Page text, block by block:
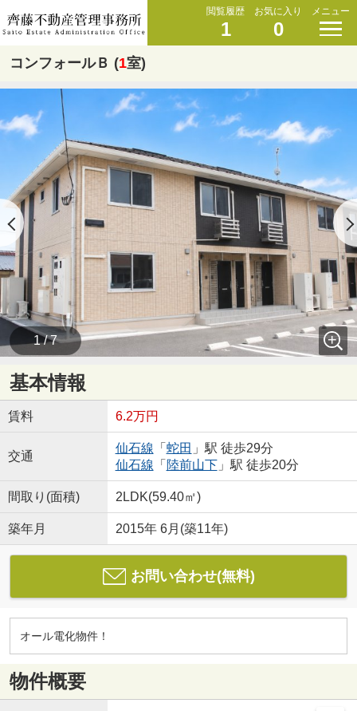
閲覧履歴
1
お気に入り
0
メニュー
コンフォールＢ (1室)
1 / 7
基本情報
賃料 6.2万円
交通
仙石線 「 蛇田 」駅 徒歩29分
仙石線 「 陸前山下」駅 徒歩20分
間取り(面積) 2LDK(59.40㎡)
築年月 2015年 6月(築11年)
お問い合わせ(無料)
オール電化物件！
物件概要